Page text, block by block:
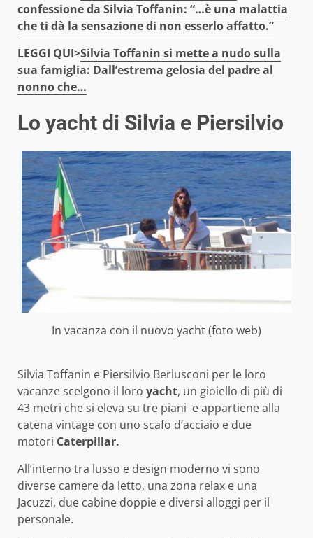
confessione da Silvia Toffanin: “…è una malattia
che ti dà la sensazione di non esserlo affatto.”
LEGGI QUI>Silvia Toffanin si mette a nudo sulla
sua famiglia: Dall’estrema gelosia del padre al
nonno che…
Lo yacht di Silvia e Piersilvio
In vacanza con il nuovo yacht (foto web)
Silvia Toffanin e Piersilvio Berlusconi per le loro
vacanze scelgono il loro yacht, un gioiello di più di
43 metri che si eleva su tre piani e appartiene alla
catena vintage con uno scafo d’acciaio e due
motori Caterpillar.
All’interno tra lusso e design moderno vi sono
diverse camere da letto, una zona relax e una
Jacuzzi, due cabine doppie e diversi alloggi per il
personale.